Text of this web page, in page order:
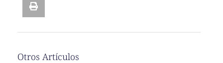
Otros Artículos